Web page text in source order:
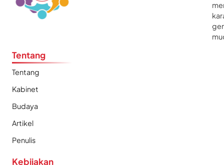
Tentang
Tentang
Kabinet
Budaya
Artikel
Penulis
Kebijakan